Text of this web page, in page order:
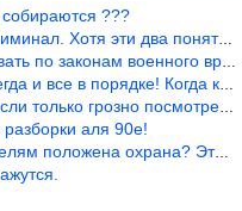
???
Хотя эти два понятия начин
законам военного времени, а
все в порядке! Когда касается
грозно посмотреть в их с
аля 90е!
охрана? Это его зада